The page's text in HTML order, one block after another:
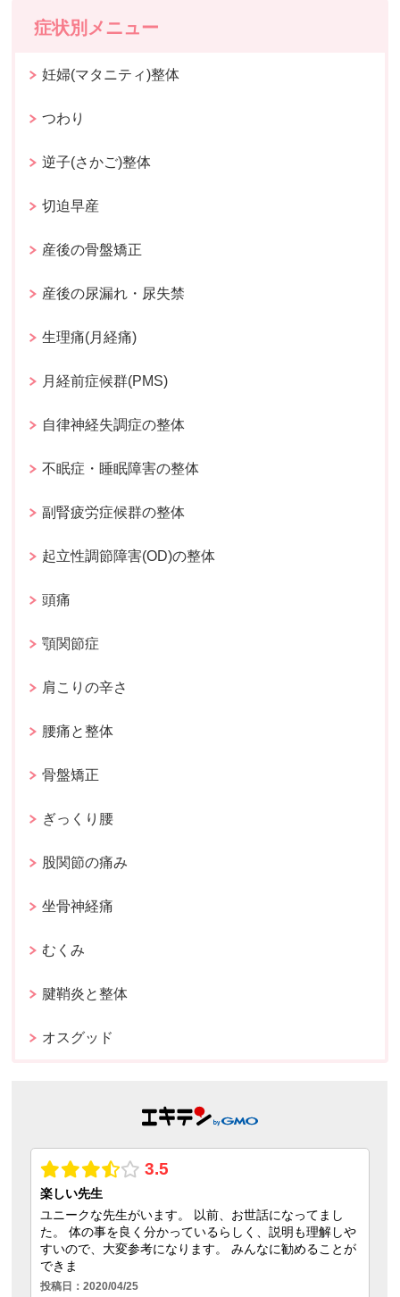
症状別メニュー
妊婦(マタニティ)整体
つわり
逆子(さかご)整体
切迫早産
産後の骨盤矯正
産後の尿漏れ・尿失禁
生理痛(月経痛)
月経前症候群(PMS)
自律神経失調症の整体
不眠症・睡眠障害の整体
副腎疲労症候群の整体
起立性調節障害(OD)の整体
頭痛
顎関節症
肩こりの辛さ
腰痛と整体
骨盤矯正
ぎっくり腰
股関節の痛み
坐骨神経痛
むくみ
腱鞘炎と整体
オスグッド